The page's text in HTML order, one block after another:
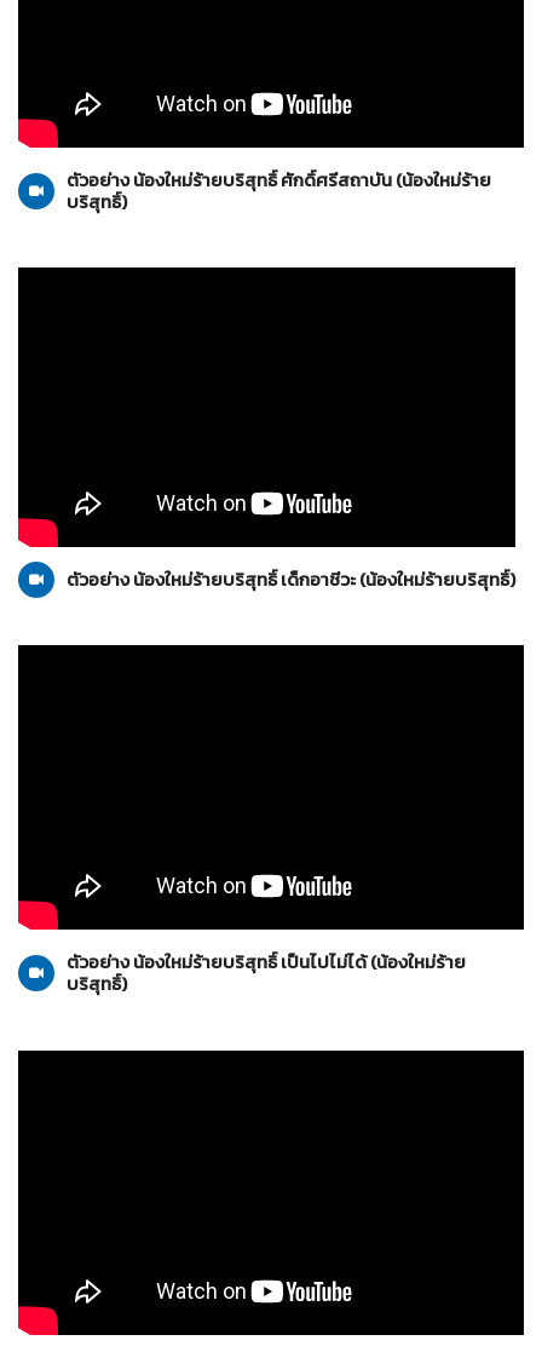
30-10-2553
ตัวอย่าง น้องใหม่ร้ายบริสุทธิ์ ศักดิ์ศรีสถาบัน (น้องใหม่ร้าย
บริสุทธิ์)
23-10-2553
ตัวอย่าง น้องใหม่ร้ายบริสุทธิ์ เด็กอาชีวะ (น้องใหม่ร้ายบริสุทธิ์)
16-10-2553
ตัวอย่าง น้องใหม่ร้ายบริสุทธิ์ เป็นไปไม่ได้ (น้องใหม่ร้าย
บริสุทธิ์)
02-10-2553